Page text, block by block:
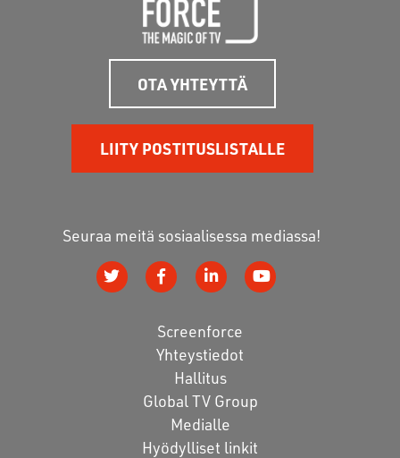
OTA YHTEYTTÄ
LIITY POSTITUSLISTALLE
Seuraa meitä sosiaalisessa mediassa!
Screenforce
Yhteystiedot
Hallitus
Global TV Group
Medialle
Hyödylliset linkit